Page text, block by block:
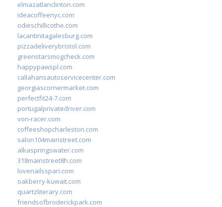
elmazatlanclinton.com
ideacoffeenyc.com
odieschillicothe.com
lacantinitagalesburg.com
pizzadeliverybristol.com
greenstarsmogcheck.com
happypawspl.com
callahansautoservicecenter.com
georgiascornermarket.com
perfectfit24-7.com
portugalprivatedriver.com
von-racer.com
coffeeshopcharleston.com
salon104mainstreet.com
alkaspringswater.com
318mainstreet8h.com
lovenailsspari.com
oakberry-kuwait.com
quartzliterary.com
friendsofbroderickpark.com